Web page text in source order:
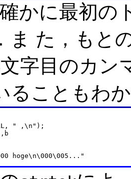
かに最初の
ま た，もと
字目のカン
ることもわ
" ,\n");